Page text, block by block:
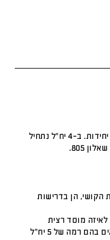
אנקורי מציעה קורסים ברמה של 3, 4 ו-5 יחידות. ב-4 יח"ל נתחיל
ברמת הקושי, הן בדרישות
מוסד רצית
להתקבל, לאיזה חוג ופקולטה וכו'. יש חוגים בהם רמה של 5 יח"ל